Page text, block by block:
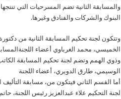
والمسابقة الثانية تضم المسرحيات التي
البنوك والشركات والفنادق وغيرها.
وتتكون لجنة تحكيم المسابقة الثانية من
الخميسي، محمد الغرباوي أعضاء
وذوي الهمم وتضم لجنة تحكيم المسابقة
الوسيمي، طارق الدويري، أعضاء اللجنة
أما القسم الثاني فيتكون من، مسابقة
لجنة التحكيم علاء عبدالعزيز رئيس اللجنة،